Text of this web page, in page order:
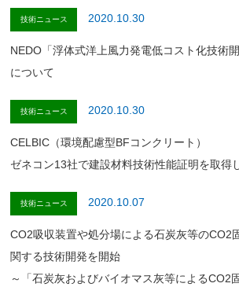
技術ニュース 2020.10.30
NEDO「浮体式洋上風力発電低コスト化技術
について
技術ニュース 2020.10.30
CELBIC（環境配慮型BFコンクリート）
ゼネコン13社で建設材料技術性能証明を取得
技術ニュース 2020.10.07
CO2吸収装置や処分場による石炭灰等のCO2
関する技術開発を開始
～「石炭灰およびバイオマス灰等によるCO2